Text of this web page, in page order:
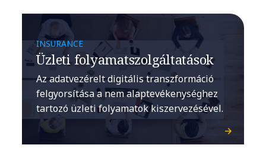
INSURANCE
Üzleti folyamatszolgáltatások
Az adatvezérelt digitális transzformáció
felgyorsítása a nem alaptevékenységhez
tartozó üzleti folyamatok kiszervezésével.